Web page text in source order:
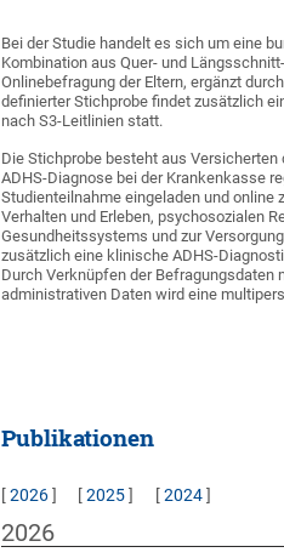
Bei der Studie handelt es sich um eine
Kombination aus Quer- und
Onlinebefragung der Eltern, ergänzt
definierter Stichprobe findet zusätzlich
nach S3-Leitlinien statt.
Die Stichprobe besteht aus
ADHS-Diagnose bei der Krankenkasse
Studienteilnahme eingeladen und online
Verhalten und Erleben, psychosozialen
Gesundheitssystems und zur
zusätzlich eine klinische ADHS-
Durch Verknüpfen der Befragungsdaten
administrativen Daten wird eine
Publikationen
[2026] [2025] [2024]
2026